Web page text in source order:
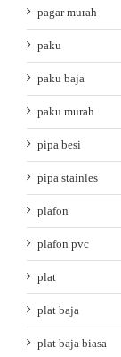
pagar murah
paku
paku baja
paku murah
pipa besi
pipa stainles
plafon
plafon pvc
plat
plat baja
plat baja biasa